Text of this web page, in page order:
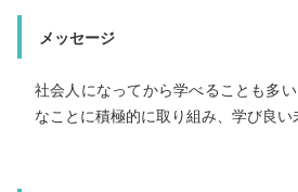
メッセージ
社会人になってから学べることも多
なことに積極的に取り組み、学び良い
ました。人とのつながりを大事に、たくさんの経験をして自分の視野を広げていってください。